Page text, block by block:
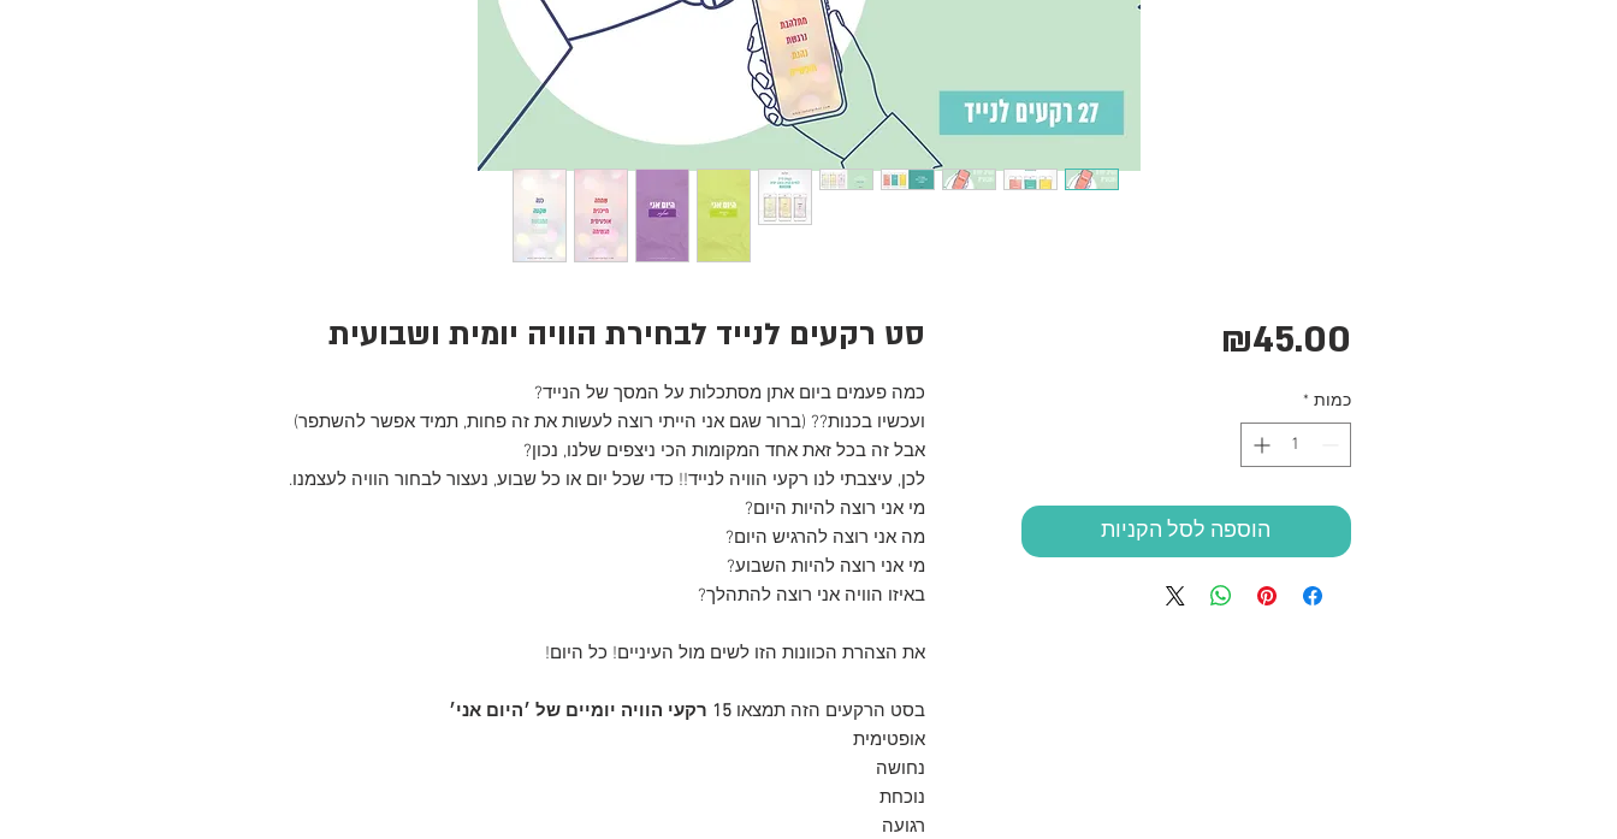
סט רקעים לנייד לבחירת הוויה יומית ושבועית
כמה פעמים ביום אתן מסתכלות על המסך של הנייד?
ועכשיו בכנות?? (ברור שגם אני הייתי רוצה לעשות את זה פחות, תמיד אפשר להשתפר)
אבל זה בכל זאת אחד המקומות הכי ניצפים שלנו, נכון?
לכן, עיצבתי לנו רקעי הוויה לנייד!! כדי שכל יום או כל שבוע, נעצור לבחור הוויה לעצמנו.
מי אני רוצה להיות היום?
מה אני רוצה להרגיש היום?
מי אני רוצה להיות השבוע?
באיזו הוויה אני רוצה להתהלך?
את הצהרת הכוונות הזו לשים מול העיניים! כל היום!
בסט הרקעים הזה תמצאו 15 רקעי הוויה יומיים של ׳היום אני׳
אופטימית
נחושה
נוכחת
רגועה
₪45.00
כמות *
הוספה לסל הקניות